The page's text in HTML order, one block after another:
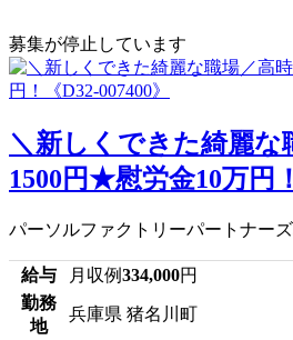
募集が停止しています
＼新しくできた綺麗な
1500円★慰労金10万円
パーソルファクトリーパートナー
給与 月収例334,000円
勤務
地
兵庫県 猪名川町